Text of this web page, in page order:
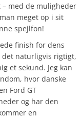
med de muligheder
meget op i sit
spejlfon!
finish for dens
det naturligvis rigtigt,
et sekund. Jeg kan
hvor danske
Ford GT
og har den
en